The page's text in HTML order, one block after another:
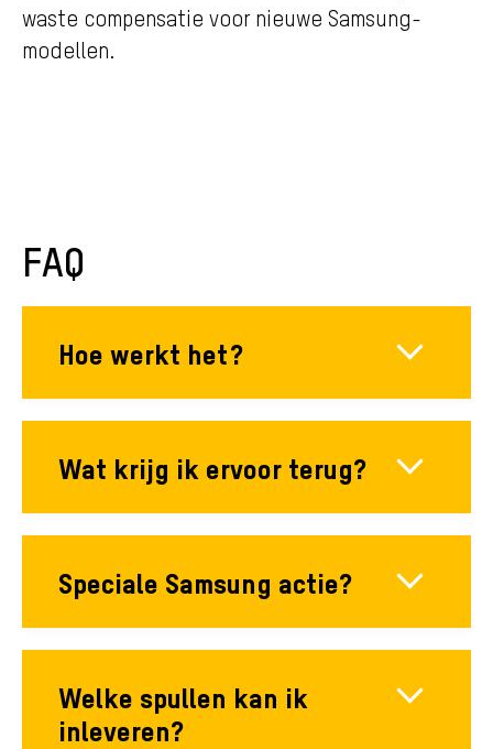
waste compensatie voor nieuwe Samsung-
modellen.
FAQ
Hoe werkt het?
Wat krijg ik ervoor terug?
Speciale Samsung actie?
Welke spullen kan ik
inleveren?